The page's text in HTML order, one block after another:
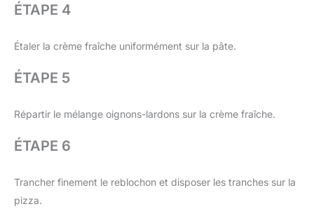
ÉTAPE 4
Étaler la crème fraîche uniformément sur la pâte.
ÉTAPE 5
Répartir le mélange oignons-lardons sur la crème fraîche.
ÉTAPE 6
Trancher finement le reblochon et disposer les tranches sur la
pizza.